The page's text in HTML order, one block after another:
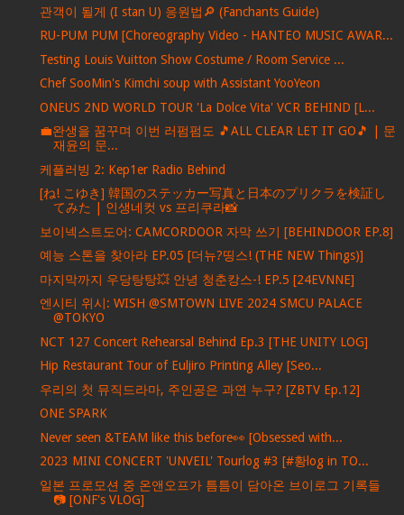
관객이 될게 (I stan U) 응원법🔎 (Fanchants Guide)
RU-PUM PUM [Choreography Video - HANTEO MUSIC AWAR...
Testing Louis Vuitton Show Costume / Room Service ...
Chef SooMin's Kimchi soup with Assistant YooYeon
ONEUS 2ND WORLD TOUR 'La Dolce Vita' VCR BEHIND [L...
💼완생을 꿈꾸며 이번 러펌펌도 🎵ALL CLEAR LET IT GO🎵 | 문
재윤의 문...
케플러빙 2: Kep1er Radio Behind
[ね! こゆき] 韓国のステッカー写真と日本のプリクラを検証し
てみた | 인생네컷 vs 프리쿠라📸
보이넥스트도어: CAMCORDOOR 자막 쓰기 [BEHINDOOR EP.8]
예능 스톤을 찾아라 EP.05 [더뉴?띵스! (THE NEW Things)]
마지막까지 우당탕탕💥 안녕 청춘캉스-! EP.5 [24EVNNE]
엔시티 위시: WISH @SMTOWN LIVE 2024 SMCU PALACE
@TOKYO
NCT 127 Concert Rehearsal Behind Ep.3 [THE UNITY LOG]
Hip Restaurant Tour of Euljiro Printing Alley [Seo...
우리의 첫 뮤직드라마, 주인공은 과연 누구? [ZBTV Ep.12]
ONE SPARK
Never seen &TEAM like this before👀 [Obsessed with...
2023 MINI CONCERT 'UNVEIL' Tourlog #3 [#황log in TO...
일본 프로모션 중 온앤오프가 틈틈이 담아온 브이로그 기록들
📷 [ONF's VLOG]